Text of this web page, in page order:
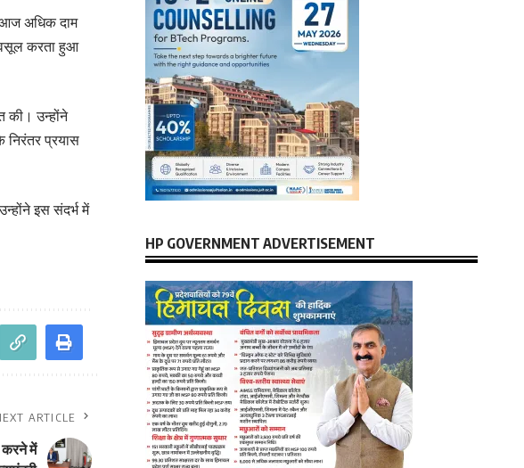
आज अधिक दाम
वसूल करता हुआ
की। उन्होंने
निरंतर प्रयास
इस संदर्भ में
ARTICLE
करने में
HP GOVERNMENT ADVERTISEMENT